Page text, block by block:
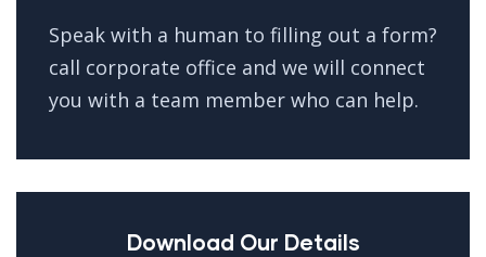
Speak with a human to filling out a form?
call corporate office and we will connect
you with a team member who can help.
Download Our Details